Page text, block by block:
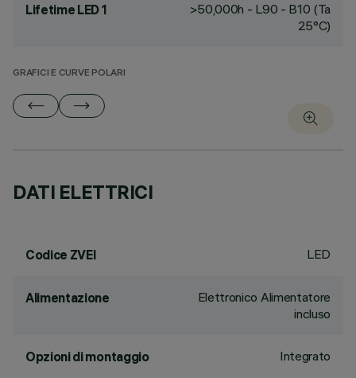
Lifetime LED 1
>50,000h - L90 - B10 (Ta
25°C)
GRAFICI E CURVE POLARI
DATI ELETTRICI
Codice ZVEI LED
Alimentazione
Elettronico Alimentatore
incluso
Opzioni di montaggio Integrato